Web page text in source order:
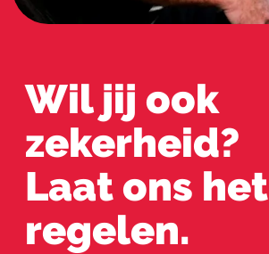
Wil jij ook
zekerheid?
Laat ons het
regelen.